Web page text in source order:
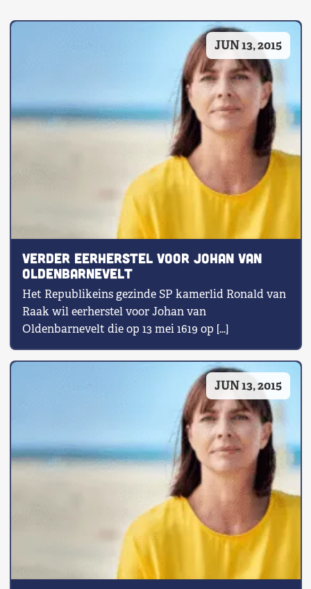
Shop
Word Lid
JUN 13, 2015
Verder eerherstel voor Johan van
Oldenbarnevelt
Het Republikeins gezinde SP kamerlid Ronald van
Raak wil eerherstel voor Johan van
Oldenbarnevelt die op 13 mei 1619 op […]
JUN 13, 2015